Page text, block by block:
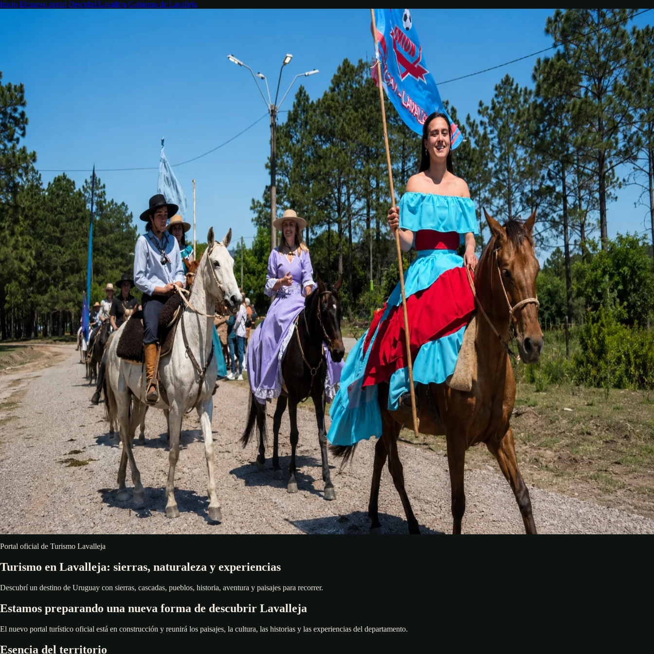
Inicio El nuevo portal Descubrí Lavalleja Gobierno de Lavalleja
Portal oficial de Turismo Lavalleja
Turismo en Lavalleja: sierras, naturaleza y experiencias
Descubrí un destino de Uruguay con sierras, cascadas, pueblos, historia, aventura y paisajes para recorrer.
Estamos preparando una nueva forma de descubrir Lavalleja
El nuevo portal turístico oficial está en construcción y reunirá los paisajes, la cultura, las historias y las experiencias del departamento.
Esencia del territorio